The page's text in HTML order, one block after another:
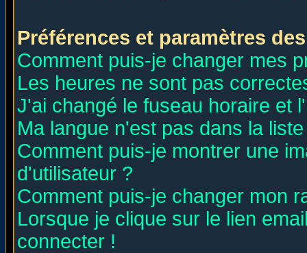
Préférences et paramètres
Comment puis-je changer mes
Les heures ne sont pas
J'ai changé le fuseau horaire et
Ma langue n'est pas dans la
Comment puis-je montrer une
d'utilisateur ?
Comment puis-je changer mon
Lorsque je clique sur le lien
connecter !